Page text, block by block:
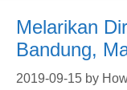
Melarikan
Bandung,
2019-09-15 by